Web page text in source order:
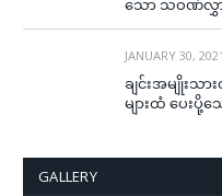
JANUARY 30, 2021
ချင်းအမျိုးသ
များထံ ပေးပို့
GALLERY